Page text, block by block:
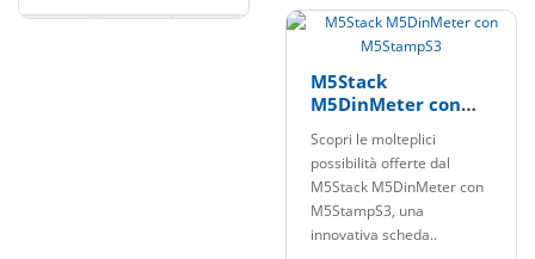
M5Stack
M5DinMeter con
Scopri le molteplici
possibilità offerte dal
M5Stack M5DinMeter con
M5StampS3, una
innovativa scheda..